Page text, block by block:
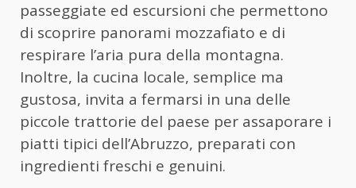
passeggiate ed escursioni che permettono
di scoprire panorami mozzafiato e di
respirare l’aria pura della montagna.
Inoltre, la cucina locale, semplice ma
gustosa, invita a fermarsi in una delle
piccole trattorie del paese per assaporare i
piatti tipici dell’Abruzzo, preparati con
ingredienti freschi e genuini.